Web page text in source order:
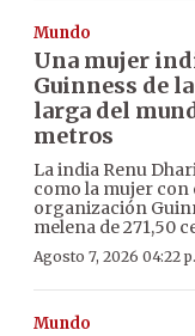
Mundo
Una mujer
Guinness de
larga del
metros
La india Renu
como la mujer con
organización
melena de 271,50
Agosto 7, 2026 04:22
Mundo